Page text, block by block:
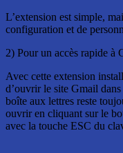
L’extension est simple,
configuration et de
2) Pour un accès rapide à
Avec cette extension
d’ouvrir le site Gmail
boîte aux lettres reste
ouvrir en cliquant sur le
avec la touche ESC du